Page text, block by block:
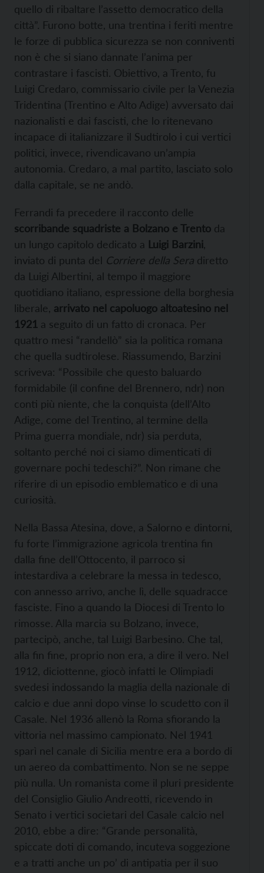
quello di ribaltare l’assetto democratico della
città”. Furono botte, una trentina i feriti mentre
le forze di pubblica sicurezza se non conniventi
non è che si siano dannate l’anima per
contrastare i fascisti. Obiettivo, a Trento, fu
Luigi Credaro, commissario civile per la Venezia
Tridentina (Trentino e Alto Adige) avversato dai
nazionalisti e dai fascisti, che lo ritenevano
incapace di italianizzare il Sudtirolo i cui vertici
politici, invece, rivendicavano un’ampia
autonomia. Credaro, a mal partito, lasciato solo
dalla capitale, se ne andò.
Ferrandi fa precedere il racconto delle
scorribande squadriste a Bolzano e Trento da
un lungo capitolo dedicato a Luigi Barzini
inviato di punta del Corriere della Sera diretto
da Luigi Albertini, al tempo il maggiore
quotidiano italiano, espressione della borghesia
liberale, arrivato nel capoluogo altoatesino nel
1921 a seguito di un fatto di cronaca. Per
quattro mesi “randellò” sia la politica romana
che quella sudtirolese. Riassumendo, Barzini
scriveva: “Possibile che questo baluardo
formidabile (il confine del Brennero, ndr) non
conti più niente, che la conquista (dell’Alto
Adige, come del Trentino, al termine della
Prima guerra mondiale, ndr) sia perduta,
soltanto perché noi ci siamo dimenticati di
governare pochi tedeschi?”. Non rimane che
riferire di un episodio emblematico e di una
curiosità.
Nella Bassa Atesina, dove, a Salorno e dintorni,
fu forte l’immigrazione agricola trentina fin
dalla fine dell’Ottocento, il parroco si
intestardiva a celebrare la messa in tedesco,
con annesso arrivo, anche lì, delle squadracce
fasciste. Fino a quando la Diocesi di Trento lo
rimosse. Alla marcia su Bolzano, invece,
partecipò, anche, tal Luigi Barbesino. Che tal,
alla fin fine, proprio non era, a dire il vero. Nel
1912, diciottenne, giocò infatti le Olimpiadi
svedesi indossando la maglia della nazionale di
calcio e due anni dopo vinse lo scudetto con il
Casale. Nel 1936 allenò la Roma sfiorando la
vittoria nel massimo campionato. Nel 1941
sparì nel canale di Sicilia mentre era a bordo di
un aereo da combattimento. Non se ne seppe
più nulla. Un romanista come il pluri presidente
del Consiglio Giulio Andreotti, ricevendo in
Senato i vertici societari del Casale calcio nel
2010, ebbe a dire: “Grande personalità,
spiccate doti di comando, incuteva soggezione
e a tratti anche un po’ di antipatia per il suo